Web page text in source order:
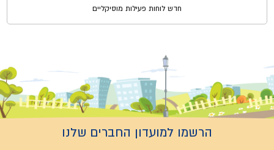
חדש לוחות פעילות מוסיקליים
הרשמו למועדון החברים שלנו